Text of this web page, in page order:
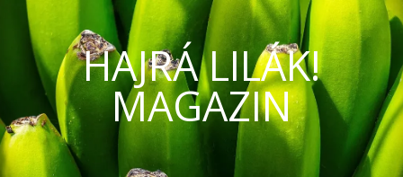
HAJRÁ LILÁK!
MAGAZIN